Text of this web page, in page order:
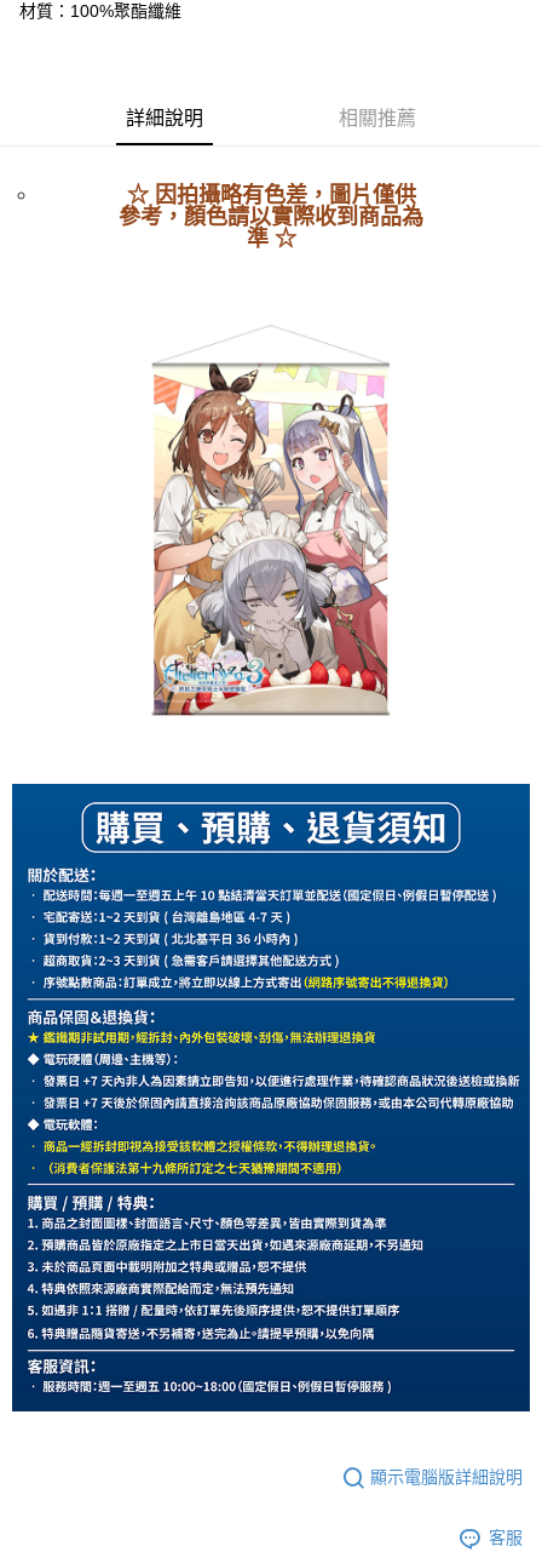
每筆NT$200，滿NT$1,790(含以上)免運費
材質：100%聚酯纖維
詳細說明 相關推薦
☆ 因拍攝略有色差，圖片僅供
參考，顏色請以實際收到商品為
準 ☆
顯示電腦版詳細說明
客服